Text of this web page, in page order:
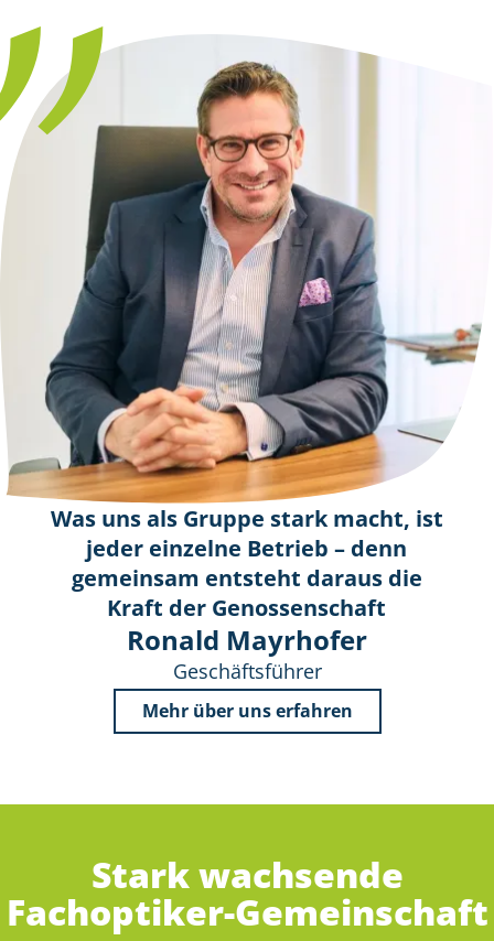
Was uns als Gruppe stark macht, ist
jeder einzelne Betrieb – denn
gemeinsam entsteht daraus die
Kraft der Genossenschaft
Ronald Mayrhofer
Geschäftsführer
Mehr über uns erfahren
Stark wachsende
Fachoptiker-Gemeinschaft